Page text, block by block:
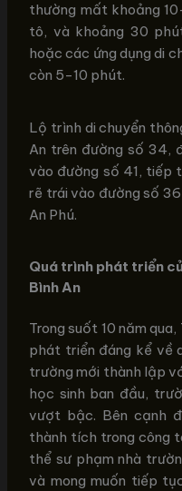
thường mất khoảng
tô, và khoảng 30
hoặc các ứng dụng di
còn 5-10 phút.
Lộ trình di chuyển
An trên đường số 34,
vào đường số 41, tiếp
rẽ trái vào đường số
An Phú.
Quá trình phát triển
Bình An
Trong suốt 10 năm
phát triển đáng kể về
trường mới thành lập
học sinh ban đầu,
vượt bậc. Bên cạnh
thành tích trong công
thể sư phạm nhà
và mong muốn tiếp